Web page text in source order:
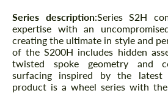
Descrição
Series description:Series S2H
expertise with an
creating the ultimate in style and
of the S200H includes hidden
twisted spoke geometry and
surfacing inspired by the latest
product is a wheel series with